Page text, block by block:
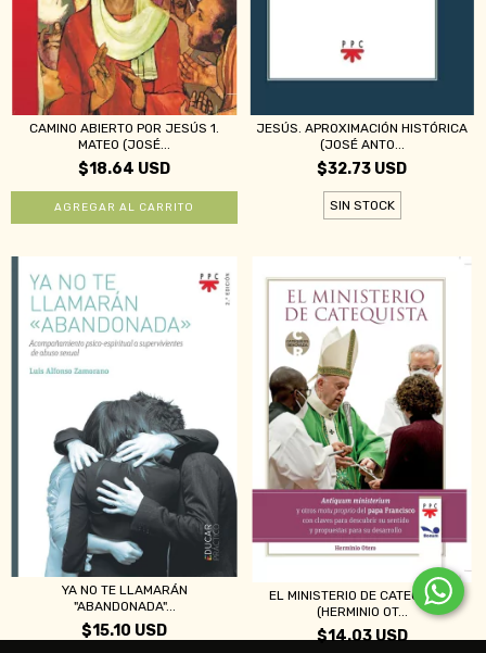
CAMINO ABIERTO POR JESÚS 1.
MATEO (JOSÉ...
$18.64 USD
JESÚS. APROXIMACIÓN HISTÓRICA
(JOSÉ ANTO...
$32.73 USD
SIN STOCK
YA NO TE LLAMARÁN
"ABANDONADA"...
$15.10 USD
EL MINISTERIO DE CATEQUISTA
(HERMINIO OT...
$14.03 USD